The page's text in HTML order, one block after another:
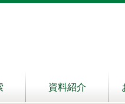
資料紹介